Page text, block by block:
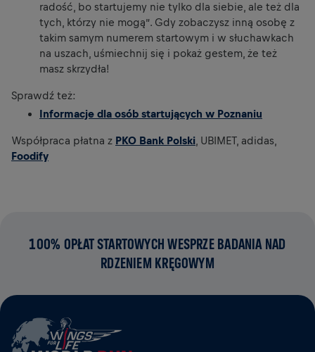
radość, bo startujemy nie tylko dla siebie, ale też dla
tych, którzy nie mogą”. Gdy zobaczysz inną osobę z
takim samym numerem startowym i w słuchawkach
na uszach, uśmiechnij się i pokaż gestem, że też
masz skrzydła!
Sprawdź też:
Informacje dla osób startujących w Poznaniu
Współpraca płatna z PKO Bank Polski, UBIMET, adidas,
Foodify
100% OPŁAT STARTOWYCH WESPRZE BADANIA NAD
RDZENIEM KRĘGOWYM